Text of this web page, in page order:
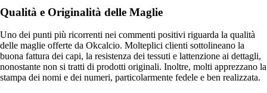
Qualità e Originalità delle Maglie
Uno dei punti più ricorrenti nei commenti positivi riguarda la qualità
delle maglie offerte da Okcalcio. Molteplici clienti sottolineano la
buona fattura dei capi, la resistenza dei tessuti e lattenzione ai dettagli,
nonostante non si tratti di prodotti originali. Inoltre, molti apprezzano la
stampa dei nomi e dei numeri, particolarmente fedele e ben realizzata.